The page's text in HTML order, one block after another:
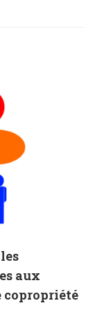
aux
copropriété